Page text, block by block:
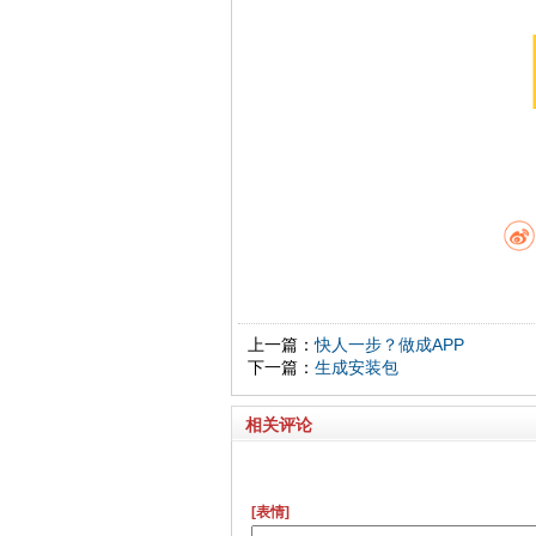
上一篇：快人一步？做成APP
下一篇： 生成安装包
相关评论
[表情]